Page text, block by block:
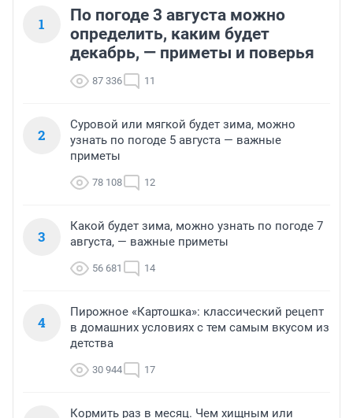
1
По погоде 3 августа можно
определить, каким будет
декабрь, — приметы и поверья
87 336 11
2
Суровой или мягкой будет зима, можно
узнать по погоде 5 августа — важные
приметы
78 108 12
3
Какой будет зима, можно узнать по погоде 7
августа, — важные приметы
56 681 14
4
Пирожное «Картошка»: классический рецепт
в домашних условиях с тем самым вкусом из
детства
30 944 17
Кормить раз в месяц. Чем хищным или